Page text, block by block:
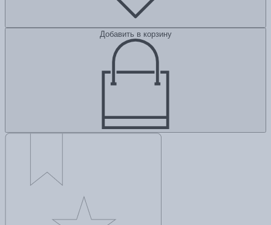
Добавить в корзину